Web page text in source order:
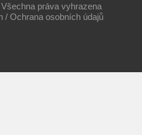
práva vyhrazena
/ Ochrana osobních údajů